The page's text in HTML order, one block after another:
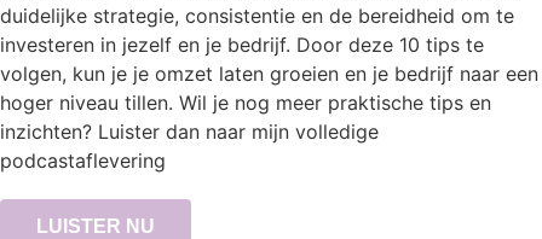
duidelijke strategie, consistentie en de bereidheid om te
investeren in jezelf en je bedrijf. Door deze 10 tips te
volgen, kun je je omzet laten groeien en je bedrijf naar een
hoger niveau tillen. Wil je nog meer praktische tips en
inzichten? Luister dan naar mijn volledige
podcastaflevering
LUISTER NU